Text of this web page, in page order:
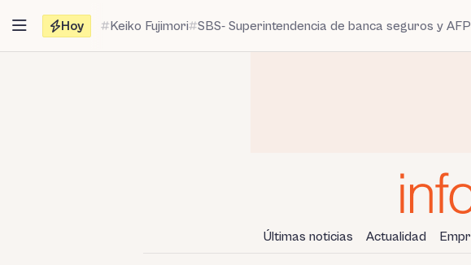
contenido
Hoy Keiko Fujimori SBS- Superintendencia de banca seguros y AFP
Últimas noticias Actualidad